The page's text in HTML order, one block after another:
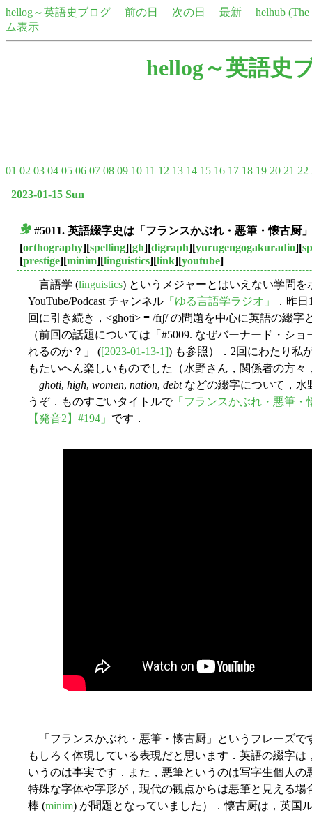
hellog～英語史ブログ 前の日 次の日 最新
helhub
ム表示
hellog～英語史
01 02 03 04 05 06 07 08 09 10 11 12 13 14 15 16 17 18 19 20 21 22
2023-01-15 Sun
#5011. 英語綴字史は「フランスかぶれ・悪筆・懐古厨
[orthography][spelling][gh][digraph][yurugengogakuradio][
[prestige][minim][linguistics][link][youtube]
言語学 (linguistics) というメジャーとはいえない学問
YouTube/Podcast チャンネル 「ゆる言語学ラジオ」
．昨
回に引き続き，<ghoti> ≡ /fɪʃ/ の問題を中心に英語の綴
（前回の話題については「#5009. なぜバーナード・シ
れるのか？」 ([2023-01-13-1]) も参照）．2回にわたり私
もたいへん楽しいものでした（水野さん，関係者の方
ghoti, high, women, nation, debtなどの綴字について，水
うぞ．ものすごいタイトルで「フランスかぶれ・悪筆・
【発音2】#194」 です．
「フランスかぶれ・悪筆・懐古厨」というフレーズで
もしろく体現している表現だと思います．英語の綴字
いうのは事実です．また，悪筆というのは写字生個人
特殊な字体や字形が，現代の観点からは悪筆と見える
棒 (minim) が問題となっていました）．懐古厨は，英国